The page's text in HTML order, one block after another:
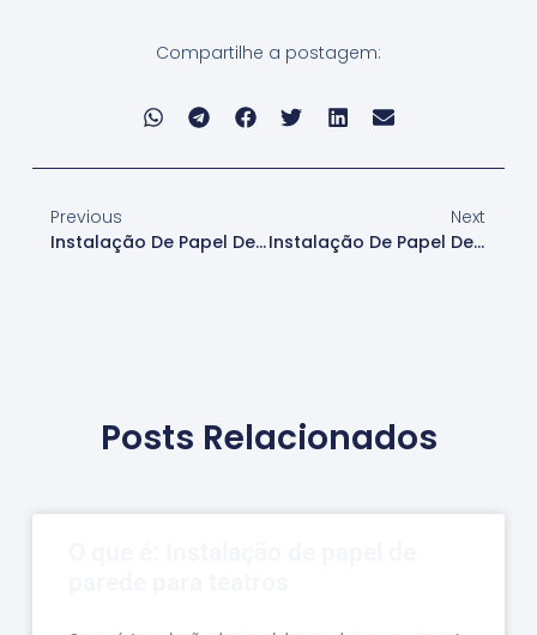
Compartilhe a postagem:
Previous
Instalação De Papel De Parede Para Cozinhas
Next
Instalação De Papel De Parede Para Locais Comerciais
Posts Relacionados